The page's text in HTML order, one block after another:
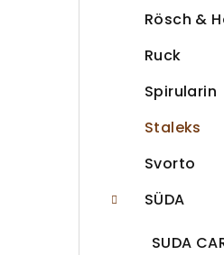
Rösch &
Ruck
Spirularin
Staleks
Svorto
SÜDA
SUDA